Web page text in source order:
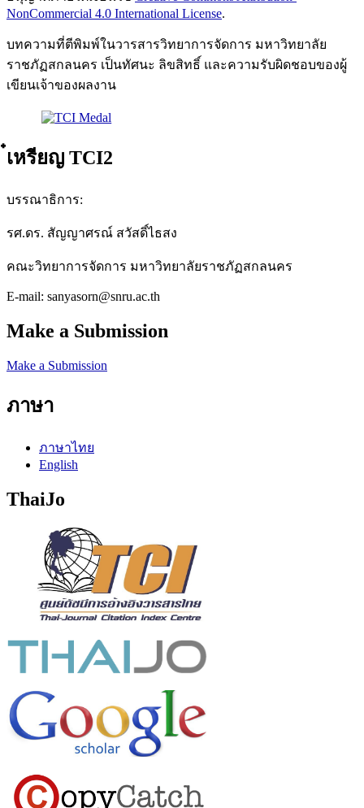
NonCommercial 4.0 International License.
บทความที่ตีพิมพ์ในวารสารวิทยาการจัดการ มหาวิทยาลัย
ราชภัฏสกลนคร เป็นทัศนะ ลิขสิทธิ์ และความรับผิดชอบของผู้
เขียนเจ้าของผลงาน
๋เหรียญ TCI2
บรรณาธิการ:
รศ.ดร. สัญญาศรณ์ สวัสดิ์ไธสง
คณะวิทยาการจัดการ มหาวิทยาลัยราชภัฏสกลนคร
E-mail: sanyasorn@snru.ac.th
Make a Submission
Make a Submission
ภาษา
ภาษาไทย
English
ThaiJo